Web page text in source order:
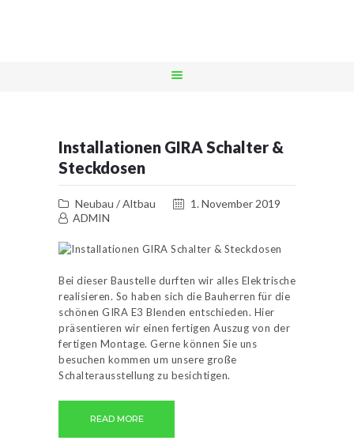
intelligente Lösungen
LEISTUNGEN
REFERENZEN
NOTDIENST
UNTERNEHMEN
Installationen GIRA Schalter &
Steckdosen
Neubau / Altbau
1. November 2019
ADMIN
Bei dieser Baustelle durften wir alles Elektrische
realisieren. So haben sich die Bauherren für die
schönen GIRA E3 Blenden entschieden. Hier
präsentieren wir einen fertigen Auszug von der
fertigen Montage. Gerne können Sie uns
besuchen kommen um unsere große
Schalterausstellung zu besichtigen.
READ MORE